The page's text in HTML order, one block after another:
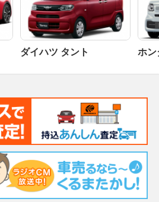
ダイハツ タント ホン